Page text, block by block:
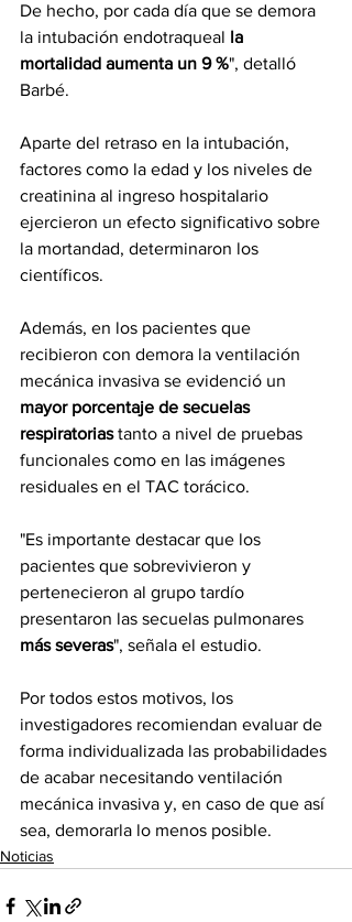
De hecho, por cada día que se demora
la intubación endotraqueal la
mortalidad aumenta un 9 %", detalló
Barbé.
Aparte del retraso en la intubación,
factores como la edad y los niveles de
creatinina al ingreso hospitalario
ejercieron un efecto significativo sobre
la mortandad, determinaron los
científicos.
Además, en los pacientes que
recibieron con demora la ventilación
mecánica invasiva se evidenció un
mayor porcentaje de secuelas
respiratorias tanto a nivel de pruebas
funcionales como en las imágenes
residuales en el TAC torácico.
"Es importante destacar que los
pacientes que sobrevivieron y
pertenecieron al grupo tardío
presentaron las secuelas pulmonares
más severas", señala el estudio.
Por todos estos motivos, los
investigadores recomiendan evaluar de
forma individualizada las probabilidades
de acabar necesitando ventilación
mecánica invasiva y, en caso de que así
sea, demorarla lo menos posible.
Noticias